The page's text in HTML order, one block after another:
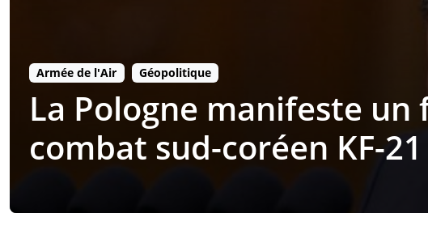
Armée de l'Air Géopolitique
La Pologne manifeste
combat sud-coréen KF-